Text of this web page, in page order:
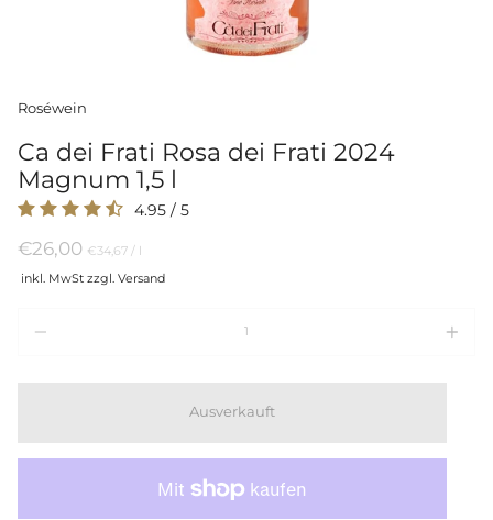
Roséwein
Ca dei Frati Rosa dei Frati 2024
Magnum 1,5 l
4.95 / 5
€26,00 Preis
Einheit
€34,67 /per
l
inkl. MwSt zzgl. Versand
Ausverkauft